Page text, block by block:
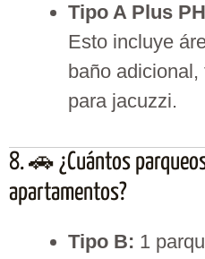
Tipo A Plus
Esto incluye
baño
para jacuzzi.
8. 🚗 ¿Cuántos
apartamentos?
Tipo B: 1